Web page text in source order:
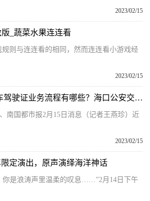
2023/02/15
_蔬菜水果连连看
规则与连连看的相同，然而连连看小游戏经
2023/02/15
环球快报:办理摩托车驾驶证业务流程有哪些？海口公安交警发布最新提醒
南国都市报2月15日消息（记者王燕珍）近
2023/02/15
定演出，原声演绎海洋神话
你是浪涛声里温柔的叹息……”2月14日下午